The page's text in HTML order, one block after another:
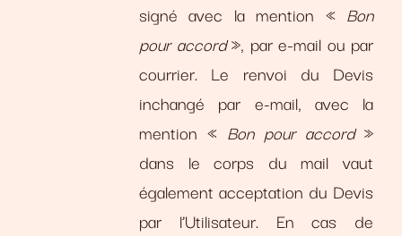
signé avec la mention « Bon
pour accord», par e-mail ou par
courrier. Le renvoi du Devis
inchangé par e-mail, avec la
mention « Bon pour accord»
dans le corps du mail vaut
également acceptation du Devis
par l’Utilisateur. En cas de